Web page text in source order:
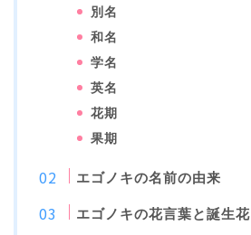
別名
和名
学名
英名
花期
果期
エゴノキの名前の由来
エゴノキの花言葉と誕生花